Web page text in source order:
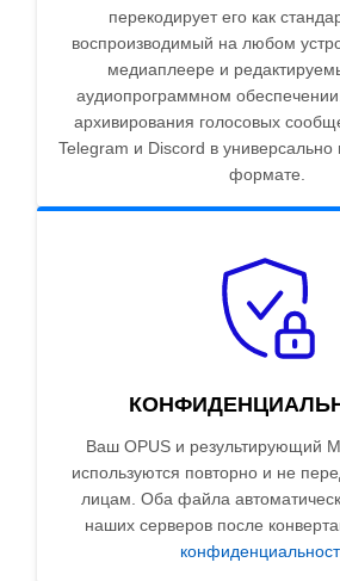
перекодирует его как
воспроизводимый на любом
медиаплеере и
аудиопрограммном
архивирования голосовых
Telegram и Discord в
формате.
Ваш OPUS и результирующий
используются повторно и не
лицам. Оба файла
наших серверов после